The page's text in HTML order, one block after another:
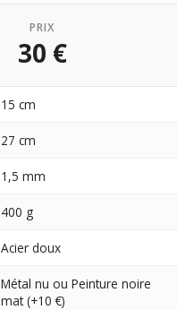
Fabrication additive
conception
PRIX
30 €
15 cm
27 cm
1,5 mm
400 g
Acier doux
Métal nu ou Peinture noire
mat (+10 €)